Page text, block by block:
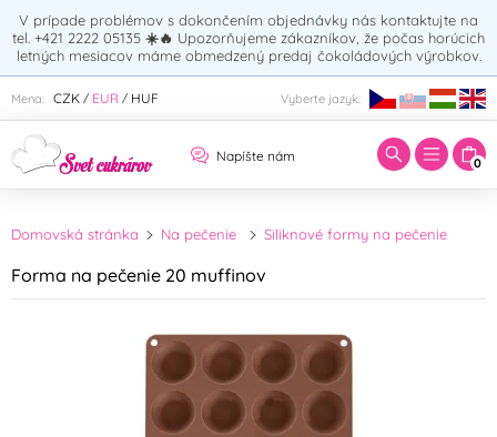
V prípade problémov s dokončením objednávky nás kontaktujte na
tel. +421 2222 05135 ☀️🔥 Upozorňujeme zákazníkov, že počas horúcich
letných mesiacov máme obmedzený predaj čokoládových výrobkov.
Mena: CZK / EUR / HUF Vyberte jazyk:
Napíšte nám 0
Zadajte hľadaný výraz:
Domovská stránka Na pečenie Siliknové formy na pečenie
Forma na pečenie 20 muffinov